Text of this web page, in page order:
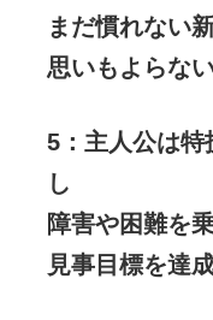
まだ慣れない
思いもよらな
5：主人公は特
し
障害や困難を
見事目標を達